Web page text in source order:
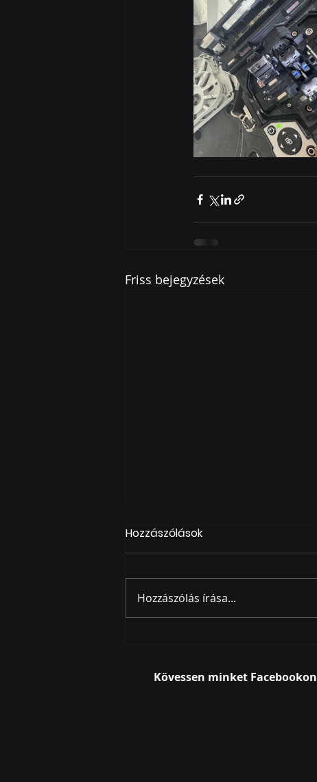
Friss bejegyzések
- 288 végpont
Hozzászólások
Hozzászólás írása...
Kövessen minket Facebookon